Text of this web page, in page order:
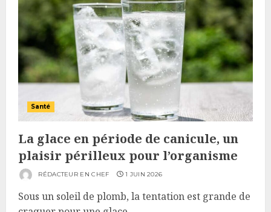
Santé
La glace en période de canicule, un
plaisir périlleux pour l’organisme
RÉDACTEUR EN CHEF 1 JUIN 2026
Sous un soleil de plomb, la tentation est grande de